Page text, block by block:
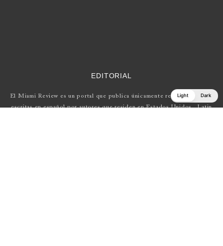
EDITORIAL
El Miami Review es un portal que publica únicamente reseñas de obras
escritas en español por autores que residen en Estados Unidos , Latin
Light Dark